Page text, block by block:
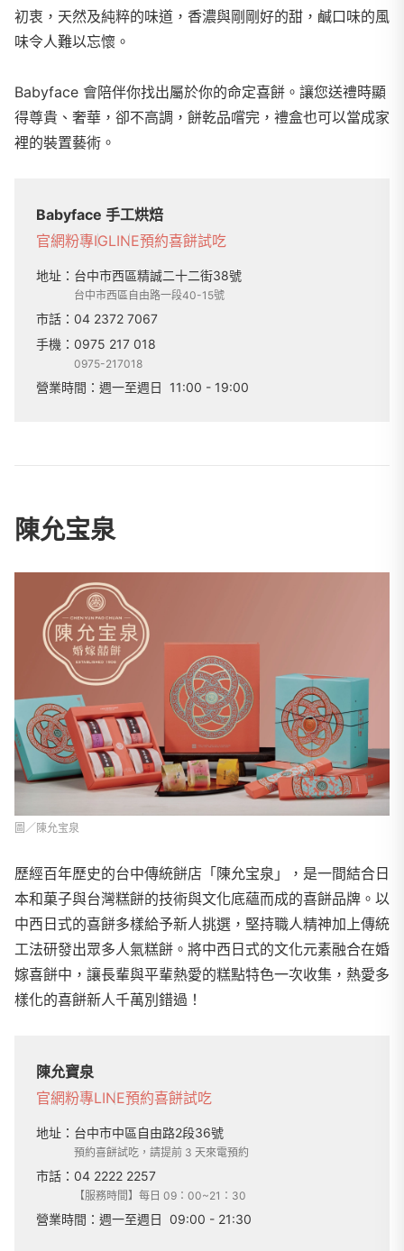
初衷，天然及純粹的味道，香濃與剛剛好的甜，鹹口味的風
味令人難以忘懷。
Babyface 會陪伴你找出屬於你的命定喜餅。讓您送禮時顯
得尊貴、奢華，卻不高調，餅乾品嚐完，禮盒也可以當成家
裡的裝置藝術。
Babyface 手工烘焙
官網粉專IGLINE預約喜餅試吃
地址： 台中市西區精誠二十二街38號
台中市西區自由路一段40-15號
市話： 04 2372 7067
手機： 0975 217 018
0975-217018
營業時間： 週一至週日 11:00 - 19:00
陳允宝泉
圖／陳允宝泉
歷經百年歷史的台中傳統餅店「陳允宝泉」，是一間結合日
本和菓子與台灣糕餅的技術與文化底蘊而成的喜餅品牌。以
中西日式的喜餅多樣給予新人挑選，堅持職人精神加上傳統
工法研發出眾多人氣糕餅。將中西日式的文化元素融合在婚
嫁喜餅中，讓長輩與平輩熱愛的糕點特色一次收集，熱愛多
樣化的喜餅新人千萬別錯過！
陳允寶泉
官網粉專LINE預約喜餅試吃
地址： 台中市中區自由路2段36號
預約喜餅試吃，請提前 3 天來電預約
市話： 04 2222 2257
【服務時間】每日 09：00~21：30
營業時間： 週一至週日 09:00 - 21:30